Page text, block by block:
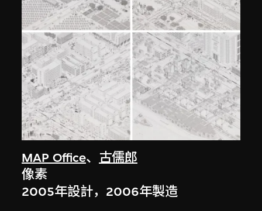
MAP Office、 古儒郎
像素
2005年設計，2006年製造